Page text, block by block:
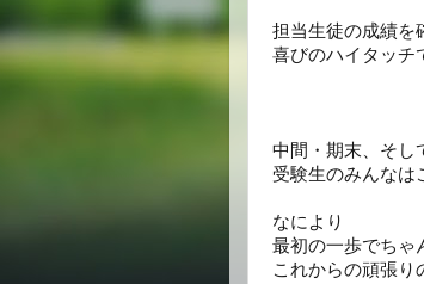
担当生徒の成績を
喜びのハイタッチ
中間・期末、そし
受験生のみんなは
なにより
最初の一歩でちゃ
これからの頑張り